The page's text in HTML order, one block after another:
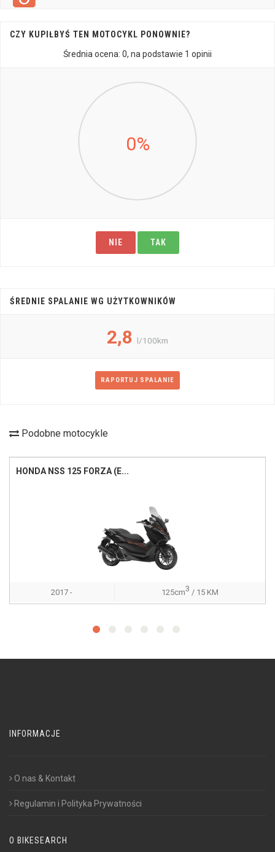
CZY KUPIŁBYŚ TEN MOTOCYKL PONOWNIE?
Średnia ocena: 0, na podstawie 1 opinii
0%
NIE TAK
ŚREDNIE SPALANIE WG UŻYTKOWNIKÓW
2,8 l/100km
RAPORTUJ SPALANIE
Podobne motocykle
HONDA NSS 125 FORZA (E...
2017 - 125cm3 / 15 KM
INFORMACJE
O nas & Kontakt
Regulamin i Polityka Prywatności
O BIKESEARCH